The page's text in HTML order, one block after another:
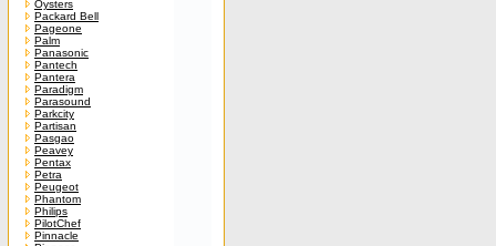
Oysters
Packard Bell
Pageone
Palm
Panasonic
Pantech
Pantera
Paradigm
Parasound
Parkcity
Partisan
Pasgao
Peavey
Pentax
Petra
Peugeot
Phantom
Philips
PilotChef
Pinnacle